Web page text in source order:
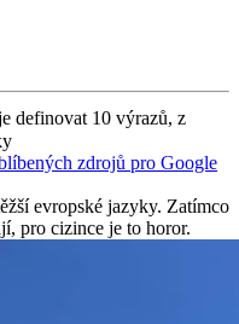
definovat 10 výrazů, z
zdrojů pro Google
evropské jazyky. Zatímco
pro cizince je to horor.